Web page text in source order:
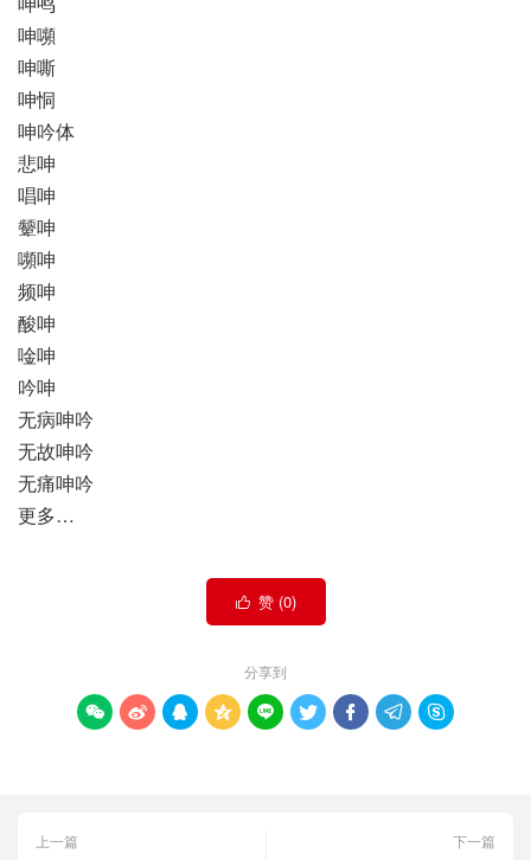
呻嚬
呻嘶
呻恫
呻吟体
悲呻
唱呻
颦呻
嚬呻
频呻
酸呻
唫呻
吟呻
无病呻吟
无故呻吟
无痛呻吟
更多…
 赞 (0)
分享到
        
上一篇
下一篇